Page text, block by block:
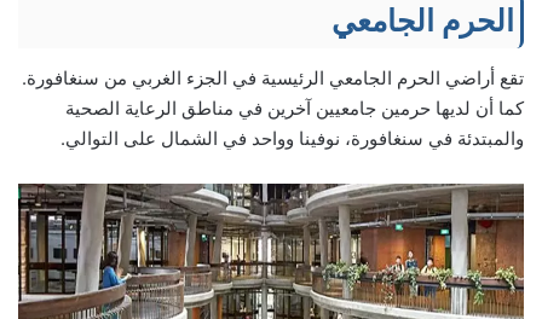
الحرم الجامعي
تقع أراضي الحرم الجامعي الرئيسية في الجزء الغربي من سنغافورة.
كما أن لديها حرمين جامعيين آخرين في مناطق الرعاية الصحية
والمبتدئة في سنغافورة، نوفينا وواحد في الشمال على التوالي.